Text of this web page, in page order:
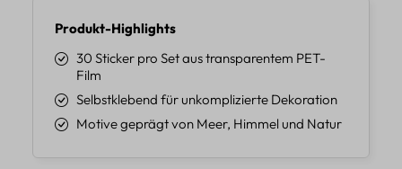
Produkt-Highlights
30 Sticker pro Set aus transparentem PET-
Film
Selbstklebend für unkomplizierte Dekoration
Motive geprägt von Meer, Himmel und Natur